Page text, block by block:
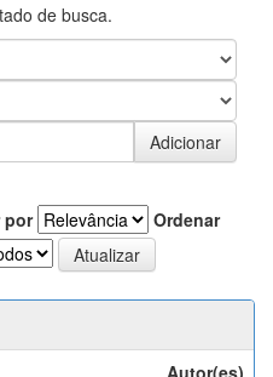
de busca.
por
Ordenar
Autor(es)